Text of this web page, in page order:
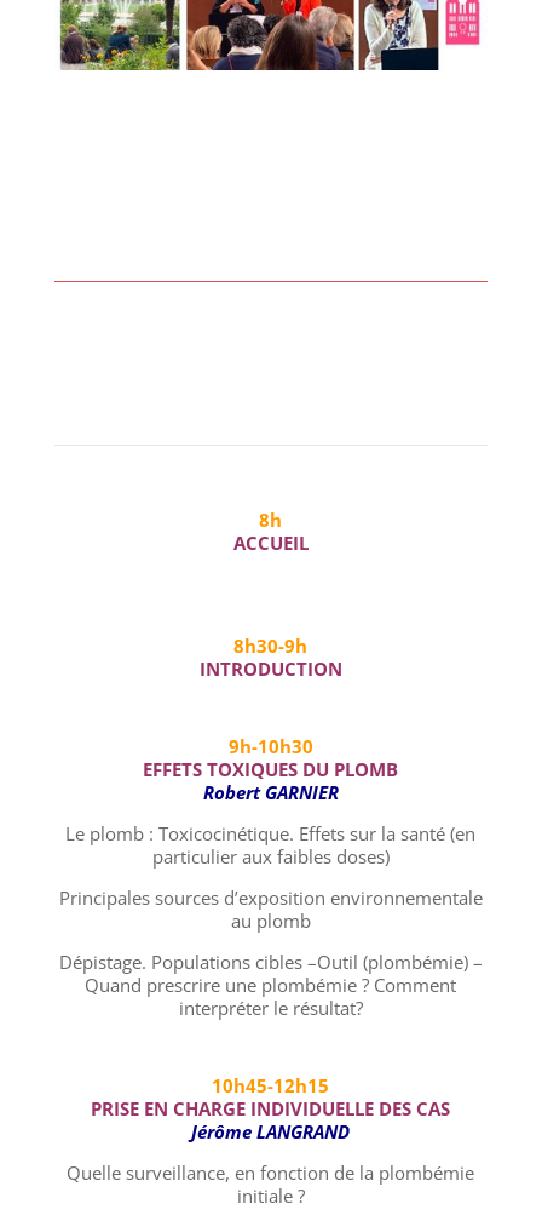
8h
ACCUEIL
8h30-9h
INTRODUCTION
9h-10h30
EFFETS TOXIQUES DU PLOMB
Robert GARNIER
Le plomb : Toxicocinétique. Effets sur la santé (en
particulier aux faibles doses)
Principales sources d’exposition environnementale
au plomb
Dépistage. Populations cibles –Outil (plombémie) –
Quand prescrire une plombémie ? Comment
interpréter le résultat?
10h45-12h15
PRISE EN CHARGE INDIVIDUELLE DES CAS
Jérôme LANGRAND
Quelle surveillance, en fonction de la plombémie
initiale ?